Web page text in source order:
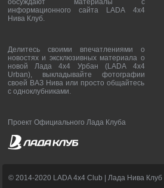
обсуждают материалы с
информационного сайта LADA 4x4
Нива Клуб.
Делитесь своими впечатлениями о
новостях и эксклюзивных материала о
новой Лада 4х4 Урбан (LADA 4x4
Urban), выкладывайте фотографии
своей ВАЗ Нива или просто общайтесь
с одноклубниками.
Проект Официального Лада Клуба
© 2014-2020 LADA 4x4 Club | Лада Нива Клуб |